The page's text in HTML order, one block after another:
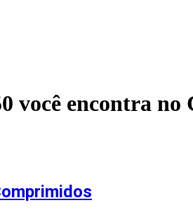
você encontra